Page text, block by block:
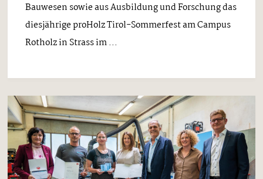
Bauwesen sowie aus Ausbildung und Forschung das
diesjährige proHolz Tirol-Sommerfest am Campus
Rotholz in Strass im ...